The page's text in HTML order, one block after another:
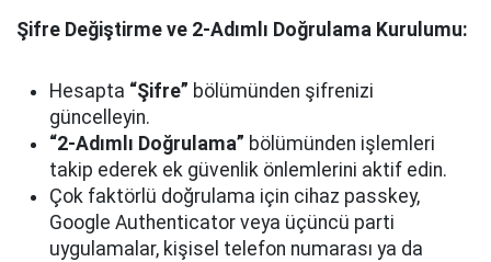
Şifre Değiştirme ve 2-Adımlı Doğrulama Kurulumu:
Hesapta “Şifre” bölümünden şifrenizi
güncelleyin.
“2-Adımlı Doğrulama” bölümünden işlemleri
takip ederek ek güvenlik önlemlerini aktif edin.
Çok faktörlü doğrulama için cihaz passkey,
Google Authenticator veya üçüncü parti
uygulamalar, kişisel telefon numarası ya da